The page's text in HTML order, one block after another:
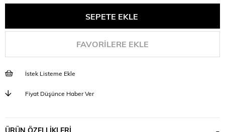
FAVORILERE EKLE
İstek Listeme Ekle
Fiyat Düşünce Haber Ver